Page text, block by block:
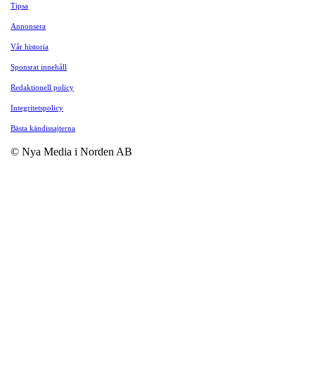
Tipsa
Annonsera
Vår historia
Sponsrat innehåll
Redaktionell policy
Integritetspolicy
Bästa kändissajterna
© Nya Media i Norden AB